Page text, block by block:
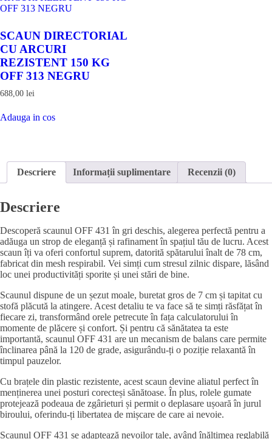
SCAUN DIRECTORIAL
CU ARCURI
REZISTENT 150 KG
OFF 313 NEGRU
688,00 lei
Adauga in cosin
Descriere Informații suplimentare Recenzii (0)
Descriere
Descoperă scaunul OFF 431 în gri deschis, alegerea perfectă pentru a
adăuga un strop de eleganță și rafinament în spațiul tău de lucru. Acest
scaun îți va oferi confortul suprem, datorită spătarului înalt de 78 cm,
fabricat din mesh respirabil. Vei simți cum stresul zilnic dispare, lăsând
loc unei productivități sporite și unei stări de bine.
Scaunul dispune de un șezut moale, buretat gros de 7 cm și tapitat cu
stofă plăcută la atingere. Acest detaliu te va face să te simți răsfățat în
fiecare zi, transformând orele petrecute în fața calculatorului în
momente de plăcere și confort. Și pentru că sănătatea ta este
importantă, scaunul OFF 431 are un mecanism de balans care permite
înclinarea până la 120 de grade, asigurându-ți o poziție relaxantă în
timpul pauzelor.
Cu brațele din plastic rezistente, acest scaun devine aliatul perfect în
menținerea unei posturi corecteși sănătoase. În plus, rolele gumate
protejează podeaua de zgârieturi și permit o deplasare ușoară în jurul
biroului, oferindu-ți libertatea de mișcare de care ai nevoie.
Scaunul OFF 431 se adaptează nevoilor tale, având înălțimea reglabilă